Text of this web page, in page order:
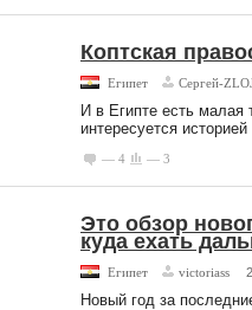
Коптская
Египет Сергей-
И в Египте есть малая
интересуется
— 4 — 3
Это обзор
куда ехать
Египет victoriass
Новый год за